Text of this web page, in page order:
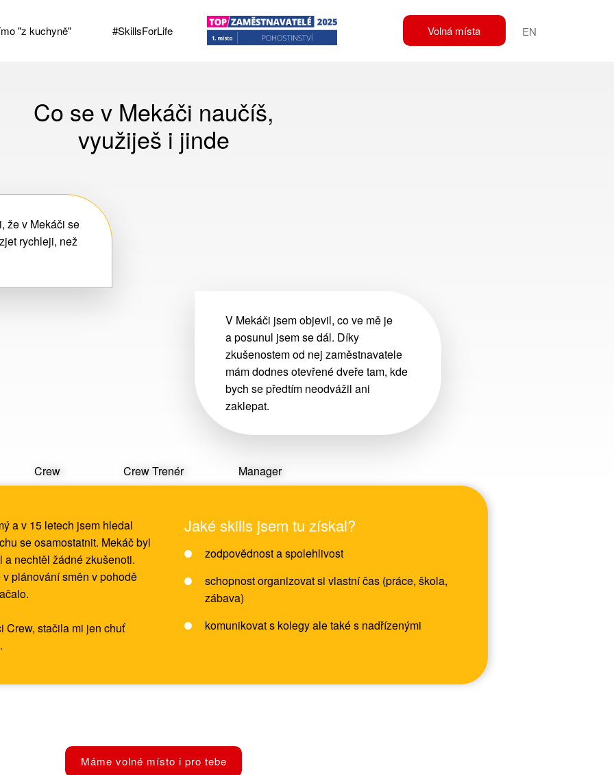
EN
"z kuchyně" #SkillsForLife Volná místa
Co se v Mekáči naučíš,
využiješ i jinde
že v Mekáči se
rychleji, než
V Mekáči jsem objevil, co ve mě je
a posunul jsem se dál. Díky
zkušenostem od nej zaměstnavatele
mám dodnes otevřené dveře tam, kde
bych se předtím neodvážil ani
zaklepat.
Crew Crew Trenér Manager
a v 15 letech jsem hledal
se osamostatnit. Mekáč byl
nechtěl žádné zkušenoti.
plánování směn v pohodě
Crew, stačila mi jen chuť
Jaké skills jsem tu získal?
zodpovědnost a spolehlivost
schopnost organizovat si vlastní čas (práce, škola,
zábava)
komunikovats kolegy ale také s nadřízenými
Máme volné místo i pro tebe